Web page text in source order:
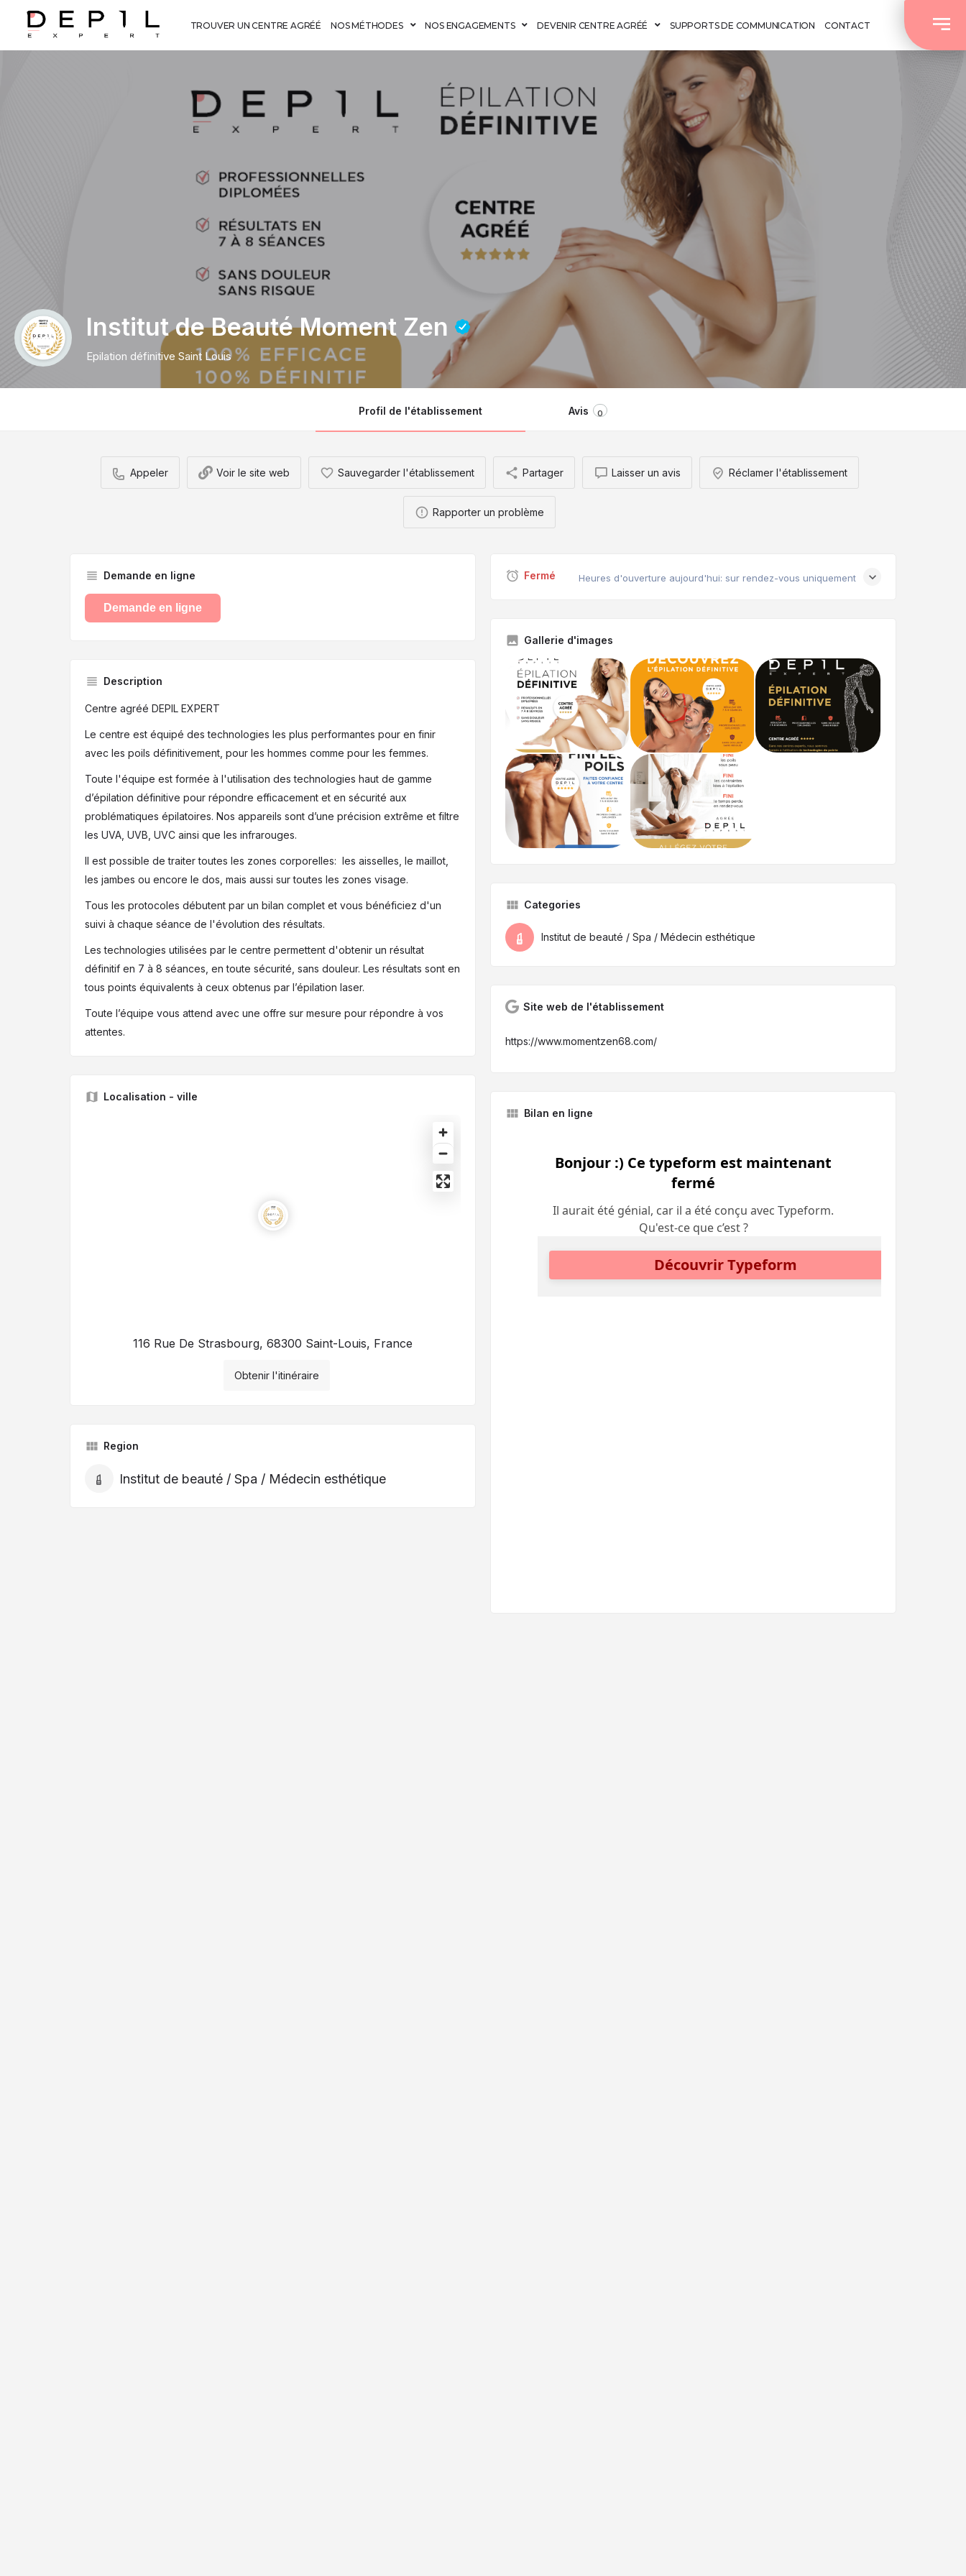
TROUVER UN CENTRE AGRÉÉ NOS MÉTHODES NOS ENGAGEMENTS DEVENIR CENTRE AGRÉÉ SUPPORTS DE COMMUNICATION CONTACT
Institut de Beauté Moment Zen
Epilation définitive Saint Louis
Profil de l'établissement Avis 0
Appeler Voir le site web Sauvegarder l'établissement Partager Laisser un avis Réclamer l'établissement
Rapporter un problème
Demande en ligne
Demande en ligne
Description
Centre agréé DEPIL EXPERT
Le centre est équipé des technologies les plus performantes pour en finir
avec les poils définitivement, pour les hommes comme pour les femmes.
Toute l'équipe est formée à l'utilisation des technologies haut de gamme
d’épilation définitive pour répondre efficacement et en sécurité aux
problématiques épilatoires. Nos appareils sont d’une précision extrême et filtre
les UVA, UVB, UVC ainsi que les infrarouges.
Il est possible de traiter toutes les zones corporelles: les aisselles, le maillot,
les jambes ou encore le dos, mais aussi sur toutes les zones visage.
Tous les protocoles débutent par un bilan complet et vous bénéficiez d'un
suivi à chaque séance de l'évolution des résultats.
Les technologies utilisées par le centre permettent d'obtenir un résultat
définitif en 7 à 8 séances, en toute sécurité, sans douleur. Les résultats sont en
tous points équivalents à ceux obtenus par l’épilation laser.
Toute l’équipe vous attend avec une offre sur mesure pour répondre à vos
attentes.
Localisation - ville
116 Rue De Strasbourg, 68300 Saint-Louis, France
Obtenir l'itinéraire
Region
Institut de beauté / Spa / Médecin esthétique
Fermé Heures d'ouverture aujourd'hui: sur rendez-vous uniquement
Gallerie d'images
Categories
Institut de beauté / Spa / Médecin esthétique
Site web de l'établissement
https://www.momentzen68.com/
Bilan en ligne